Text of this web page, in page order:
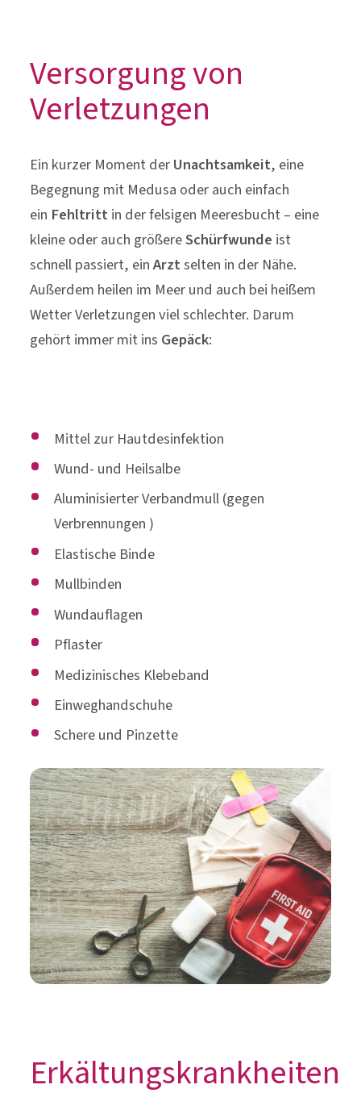
Versorgung von
Verletzungen
Ein kurzer Moment derUnachtsamkeit, eine
Begegnung mit Medusa oder auch einfach
ein Fehltrittin der felsigen Meeresbucht – eine
kleine oder auch größereSchürfwunde ist
schnell passiert, einArztselten in der Nähe.
Außerdem heilen im Meer und auch bei heißem
Wetter Verletzungen viel schlechter. Darum
gehört immer mit ins Gepäck:
Mittel zur Hautdesinfektion
Wund- und Heilsalbe
Aluminisierter Verbandmull (gegen
Verbrennungen )
Elastische Binde
Mullbinden
Wundauflagen
Pflaster
Medizinisches Klebeband
Einweghandschuhe
Schere und Pinzette
Erkältungskrankheiten